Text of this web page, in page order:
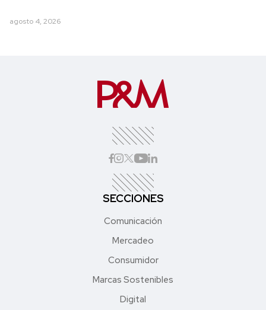
agosto 4, 2026
SECCIONES
Comunicación
Mercadeo
Consumidor
Marcas Sostenibles
Digital